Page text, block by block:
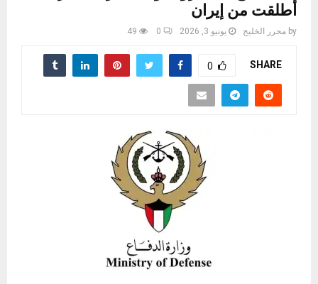
أطلقت من إيران
by محرر الخليج يونيو 3, 2026 0
49
SHARE
0